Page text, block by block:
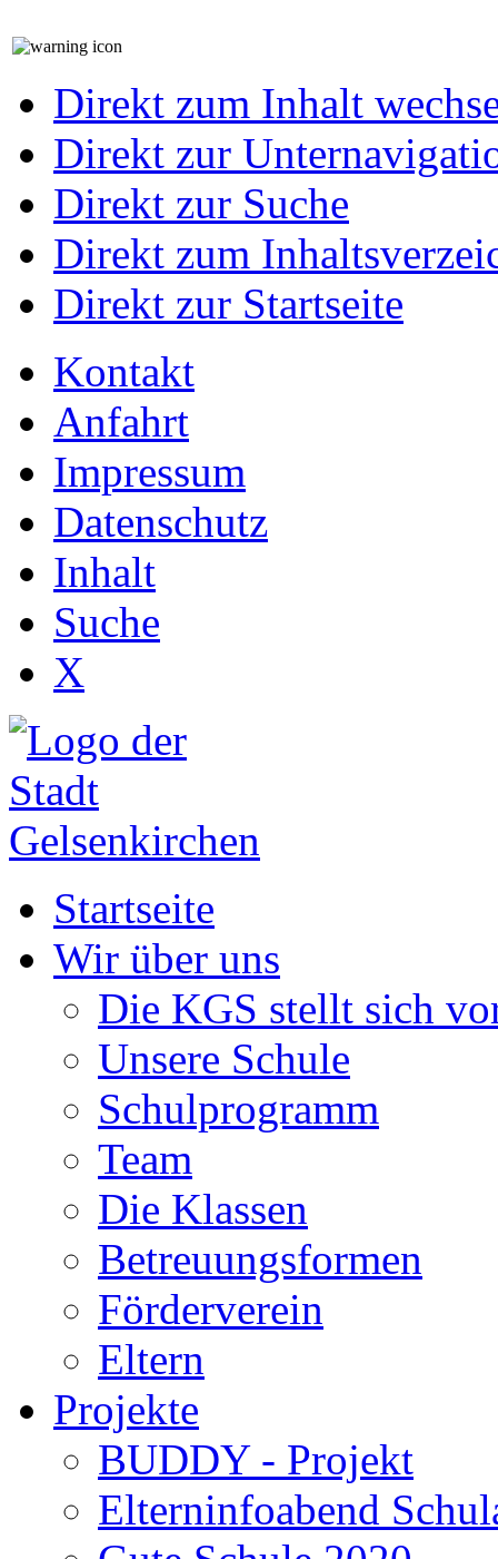
Direkt zum Inhalt
Direkt zur
Direkt zur Suche
Direkt zum
Direkt zur Startseite
Kontakt
Anfahrt
Impressum
Datenschutz
Inhalt
Suche
X
Startseite
Wir über uns
Die KGS stellt sich
Unsere Schule
Schulprogramm
Team
Die Klassen
Betreuungsformen
Förderverein
Eltern
Projekte
BUDDY - Projekt
Elterninfoabend